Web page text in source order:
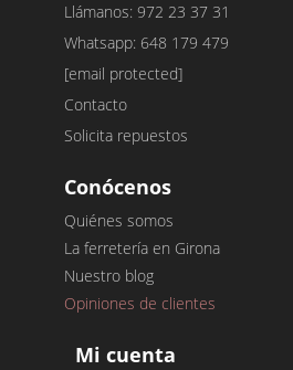
Llámanos: 972 23 37 31
Whatsapp: 648 179 479
[email protected]
Contacto
Solicita repuestos
Conócenos
Quiénes somos
La ferretería en Girona
Nuestro blog
Opiniones de clientes
Mi cuenta